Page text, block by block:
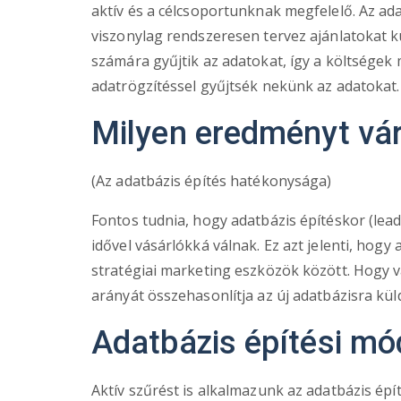
aktív és a célcsoportunknak megfelelő. Az
viszonylag rendszeresen tervez ajánlatokat
számára gyűjtik az adatokat, így a
adatrögzítéssel gyűjtsék nekünk az
Milyen eredményt
(Az adatbázis építés hatékonysága)
Fontos tudnia, hogy adatbázis építéskor
idővel vásárlókká válnak. Ez azt jelenti,
stratégiai marketing eszközök között. Hogy
arányát összehasonlítja az új adatbázisra
Adatbázis építési
Aktív szűrést is alkalmazunk az adatbázis